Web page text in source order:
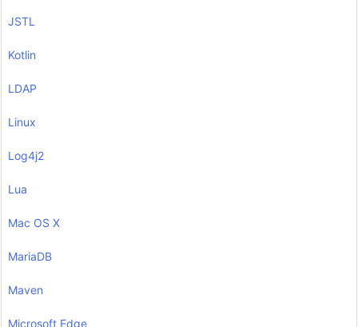
JSTL
Kotlin
LDAP
Linux
Log4j2
Lua
Mac OS X
MariaDB
Maven
Microsoft Edge